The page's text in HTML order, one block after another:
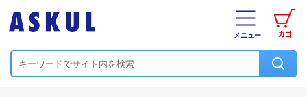
カゴ
メニュー